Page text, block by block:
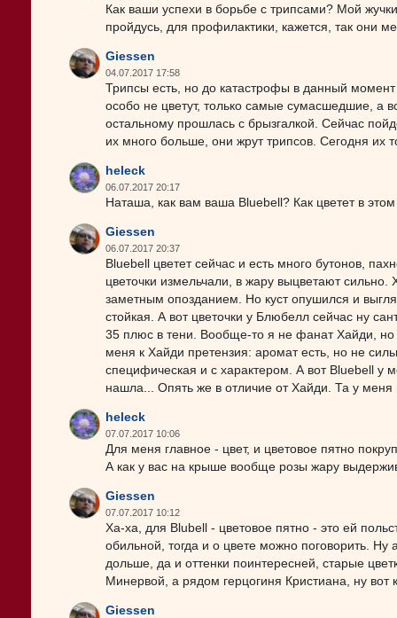
Как ваши успехи в борьбе с трипсами? Мой
пройдусь, для профилактики, кажется, так они
Giessen
04.07.2017 17:58
Трипсы есть, но до катастрофы в данный
особо не цветут, только самые сумасшедшие, а
остальному прошлась с брызгалкой. Сейчас
их много больше, они жрут трипсов. Сегодня их
heleck
06.07.2017 20:17
Наташа, как вам ваша Bluebell? Как цветет в
Giessen
06.07.2017 20:37
Bluebell цветет сейчас и есть много бутонов,
цветочки измельчали, в жару выцветают
заметным опозданием. Но куст опушился и
стойкая. А вот цветочки у Блюбелл сейчас ну
35 плюс в тени. Вообще-то я не фанат Хайди, но
меня к Хайди претензия: аромат есть, но не
специфическая и с характером. А вот Bluebell у
нашла... Опять же в отличие от Хайди. Та у
heleck
07.07.2017 10:06
Для меня главное - цвет, и цветовое пятно
А как у вас на крыше вообще розы жару
Giessen
07.07.2017 10:12
Ха-ха, для Blubell - цветовое пятно - это ей
обильной, тогда и о цвете можно поговорить.
дольше, да и оттенки поинтересней, старые
Минервой, а рядом герцогиня Кристиана, ну вот
Giessen